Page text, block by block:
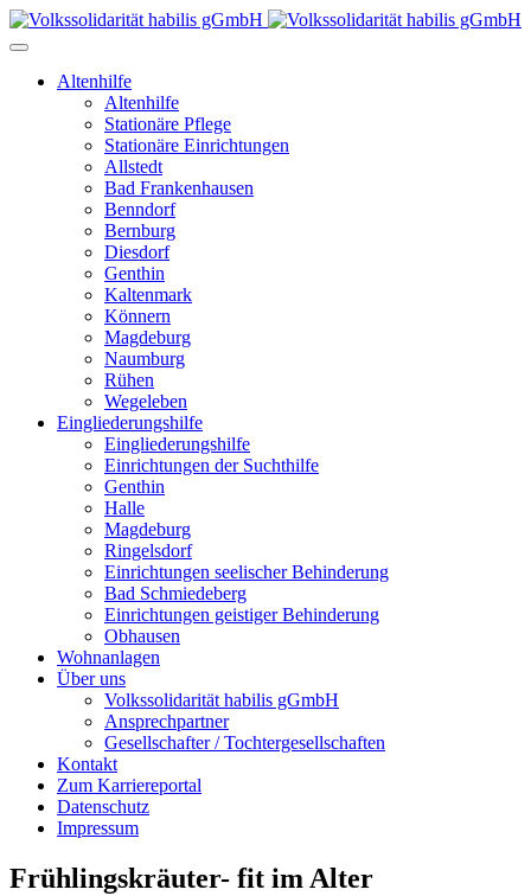
Altenhilfe
Altenhilfe
Stationäre Pflege
Stationäre Einrichtungen
Allstedt
Bad Frankenhausen
Benndorf
Bernburg
Diesdorf
Genthin
Kaltenmark
Könnern
Magdeburg
Naumburg
Rühen
Wegeleben
Eingliederungshilfe
Eingliederungshilfe
Einrichtungen der Suchthilfe
Genthin
Halle
Magdeburg
Ringelsdorf
Einrichtungen seelischer Behinderung
Bad Schmiedeberg
Einrichtungen geistiger Behinderung
Obhausen
Wohnanlagen
Über uns
Volkssolidarität habilis gGmbH
Ansprechpartner
Gesellschafter / Tochtergesellschaften
Kontakt
Zum Karriereportal
Datenschutz
Impressum
Frühlingskräuter- fit im Alter